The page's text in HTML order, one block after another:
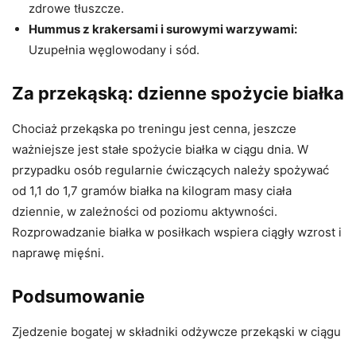
zdrowe tłuszcze.
Hummus z krakersami i surowymi warzywami:
Uzupełnia węglowodany i sód.
Za przekąską: dzienne spożycie białka
Chociaż przekąska po treningu jest cenna, jeszcze
ważniejsze jest stałe spożycie białka w ciągu dnia. W
przypadku osób regularnie ćwiczących należy spożywać
od 1,1 do 1,7 gramów białka na kilogram masy ciała
dziennie, w zależności od poziomu aktywności.
Rozprowadzanie białka w posiłkach wspiera ciągły wzrost i
naprawę mięśni.
Podsumowanie
Zjedzenie bogatej w składniki odżywcze przekąski w ciągu